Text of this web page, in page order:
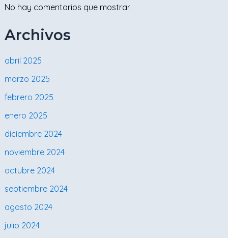
No hay comentarios que mostrar.
Archivos
abril 2025
marzo 2025
febrero 2025
enero 2025
diciembre 2024
noviembre 2024
octubre 2024
septiembre 2024
agosto 2024
julio 2024